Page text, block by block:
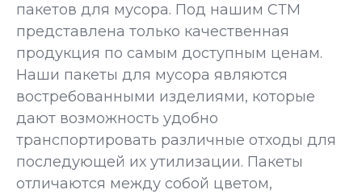
пакетов для мусора. Под нашим СТМ
представлена только качественная
продукция по самым доступным ценам.
Наши пакеты для мусора являются
востребованными изделиями, которые
дают возможность удобно
транспортировать различные отходы для
последующей их утилизации. Пакеты
отличаются между собой цветом,